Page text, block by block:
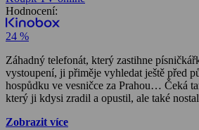
Hodnocení:
24 %
Záhadný telefonát, který zastihne
vystoupení, ji přiměje vyhledat ještě před
hospůdku ve vesničce za Prahou… Čeká
který ji kdysi zradil a opustil, ale také
ranní probuzení. Nic už nebude jako dřív!
Zobrazit více